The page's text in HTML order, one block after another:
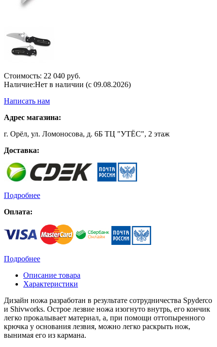
Стоимость: 22 040 руб.
Наличие:Нет в наличии (с 09.08.2026)
Написать нам
Адрес магазина:
г. Орёл, ул. Ломоносова, д. 6Б ТЦ "УТЁС", 2 этаж
Доставка:
Подробнее
Оплата:
Подробнее
Описание товара
Характеристики
Дизайн ножа разработан в результате сотрудничества Spyderco
и Shivworks. Острое лезвие ножа изогнуто внутрь, его кончик
легко прокалывает материал, а, при помощи оттопыренного
крючка у основания лезвия, можно легко раскрыть нож,
вынимая его из кармана.